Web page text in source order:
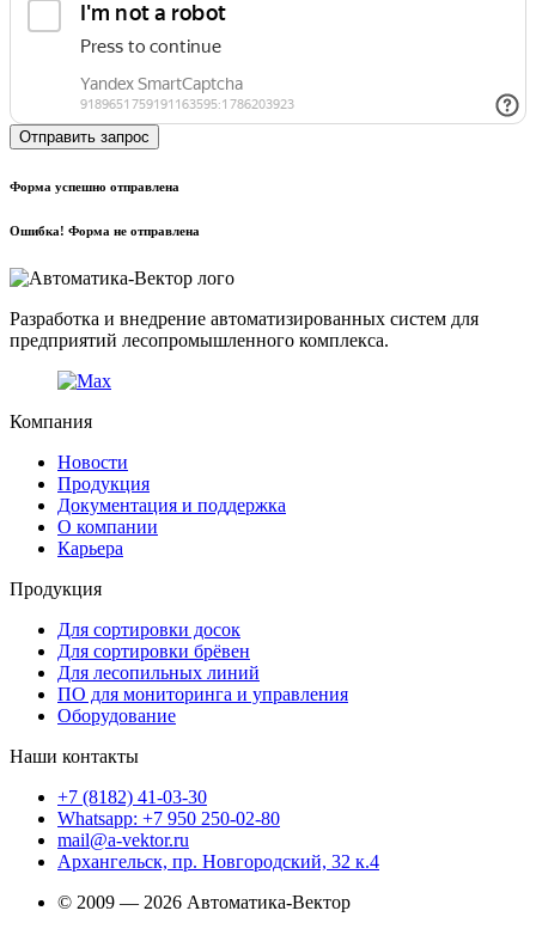
Отправить запрос
Форма успешно отправлена
Ошибка! Форма не отправлена
Разработка и внедрение автоматизированных систем для
предприятий лесопромышленного комплекса.
Компания
Новости
Продукция
Документация и поддержка
О компании
Карьера
Продукция
Для сортировки досок
Для сортировки брёвен
Для лесопильных линий
ПО для мониторинга и управления
Оборудование
Наши контакты
+7 (8182) 41-03-30
Whatsapp: +7 950 250-02-80
mail@a-vektor.ru
Архангельск, пр. Новгородский, 32 к.4
© 2009 — 2026 Автоматика-Вектор